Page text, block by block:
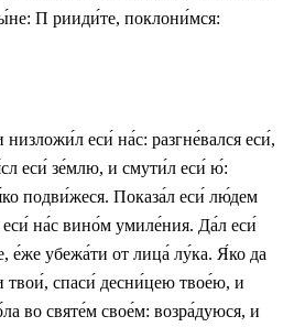
П рииди́те, поклони́мся:
еси́ на́с: разгне́вался еси́,
еси́ зе́млю, и смути́л еси́ ю́:
подви́жеся. Показа́л еси́ лю́дем
на́с вино́м умиле́ния. Да́л еси́
е́же убежа́ти от лица́ лу́ка. Я́ко да
твои́, спаси́ десни́цею твое́ю, и
во святе́м свое́м: возра́дуюся, и